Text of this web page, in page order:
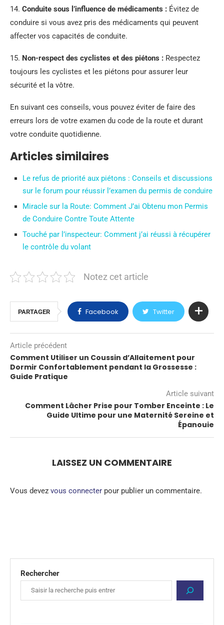
14. Conduite sous l’influence de médicaments : Évitez de
conduire si vous avez pris des médicaments qui peuvent
affecter vos capacités de conduite.
15. Non-respect des cyclistes et des piétons : Respectez
toujours les cyclistes et les piétons pour assurer leur
sécurité et la vôtre.
En suivant ces conseils, vous pouvez éviter de faire des
erreurs lors de votre examen du code de la route et durant
votre conduite quotidienne.
Articles similaires
Le refus de priorité aux piétons : Conseils et discussions
sur le forum pour réussir l’examen du permis de conduire
Miracle sur la Route: Comment J’ai Obtenu mon Permis
de Conduire Contre Toute Attente
Touché par l’inspecteur: Comment j’ai réussi à récupérer
le contrôle du volant
Notez cet article
PARTAGER Facebook Twitter
Article précédent
Comment Utiliser un Coussin d’Allaitement pour
Dormir Confortablement pendant la Grossesse :
Guide Pratique
Article suivant
Comment Lâcher Prise pour Tomber Enceinte : Le
Guide Ultime pour une Maternité Sereine et
Épanouie
LAISSEZ UN COMMENTAIRE
Vous devez vous connecter pour publier un commentaire.
Rechercher